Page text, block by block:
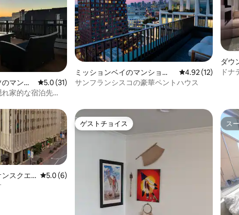
マンシ
レビュー31件、5つ星中5.0つ星の平均評価
5.0 (31)
家的な宿泊先
ミッションベイのマンショ
ン・アパート
レビュー12件、5
4.92 (12)
サンフランシスコの豪華ペントハウス
ダウ
エア
ドナ
スクエ
ト
レビュー6件、5つ星中5.0つ星の平均評価
5.0 (6)
ゲストチョイス
ゲストチョイス ス
ス